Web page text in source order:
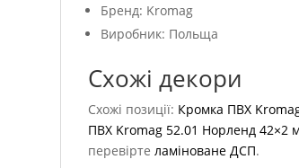
Бренд: Kromag
Виробник: Польща
Схожі декори
Схожі позиції: Кромка ПВХ
ПВХ Kromag 52.01 Норленд 42×2
перевіртеламіноване ДСП.